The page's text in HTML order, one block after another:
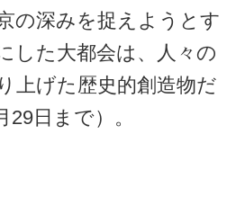
の深みを捉えようとす
した大都会は、人々の
上げた歴史的創造物だ
29日まで）。